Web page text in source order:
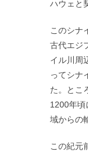
ハウェと
このシナ
古代エジ
イル川周
ってシナ
た。とこ
1200年頃
域からの
この紀元